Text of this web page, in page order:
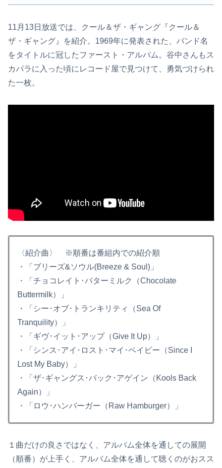
11月13日放送では、クール＆ザ・ギャング『クール＆
ザ・ギャング』を紹介。1969年に発表された、バンド名
をタイトルに冠したファースト・アルバム。谷中さんもス
カパラに入った頃にレコード屋で見つけて、勇気づけられ
た一枚。
〈紹介曲〉 ※順番は番組内での紹介順
・「ブリーズ&ソウル(Breeze & Soul)」
・「チョコレイト･バターミルク（Chocolate
Buttermilk）」
・「シー･オブ･トランキリティ（Sea Of
Tranquility）」
・「ギヴ･イット･アップ（Give It Up）」
・「シンス･アイ･ロスト･マイ･ベイビー（Since I
Lost My Baby）」
・「ザ･ギャングス･バック･アゲイン（Kools Back
Again）」
・「ロウ･ハンバーガー（Raw Hamburger）」
１曲だけの良さではなく、アルバム全体を通しての展開
（順番）が上手く、アルバム全体を通して聴くのがおスス